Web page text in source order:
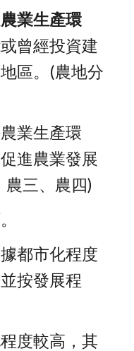
業生產環
曾經投資建
區。(農地分
業生產環
進農業發展
農三、農四)
據都市化程度
按發展程
度較高，其